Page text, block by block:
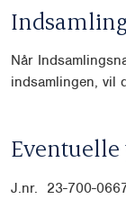
Når
indsamlingen, vil
J.nr. 23-700-